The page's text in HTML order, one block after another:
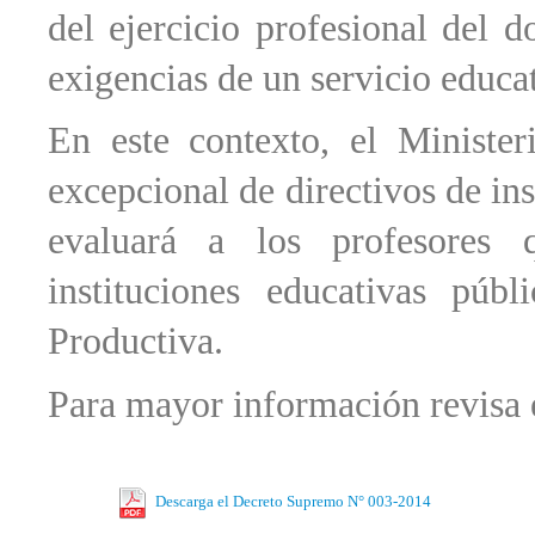
del ejercicio profesional del
exigencias de un servicio
En este contexto, el
excepcional de directivos de
evaluará a los profesores
instituciones educativas
Productiva.
Para mayor información
Descarga el Decreto Supremo N° 003-2014